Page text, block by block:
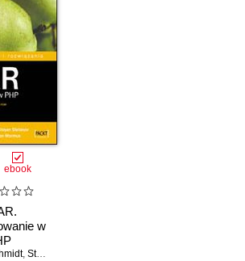
ebook
w
, Stoyan Stefanov